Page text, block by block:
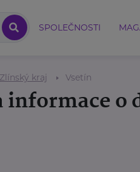
SPOLEČNOSTI
Zlínský kraj Vsetín
informace o